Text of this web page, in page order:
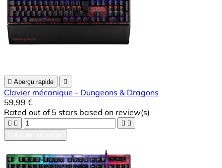
 Aperçu rapide 
Clavier mécanique - Dungeons & Dragons
59,99 €
Rated out of 5 stars based on review(s)
   